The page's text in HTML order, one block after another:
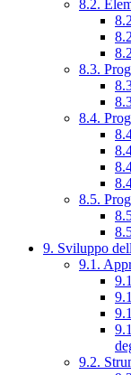
8.2.
8.3.
8.4.
8.5.
9. Sviluppo
9.1.
9.2.